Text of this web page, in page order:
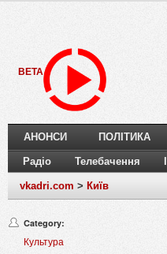
BETA
АНОНСИ ПОЛІТИКА
Радіо Телебачення
vkadri.com > Київ
Category:
Культура